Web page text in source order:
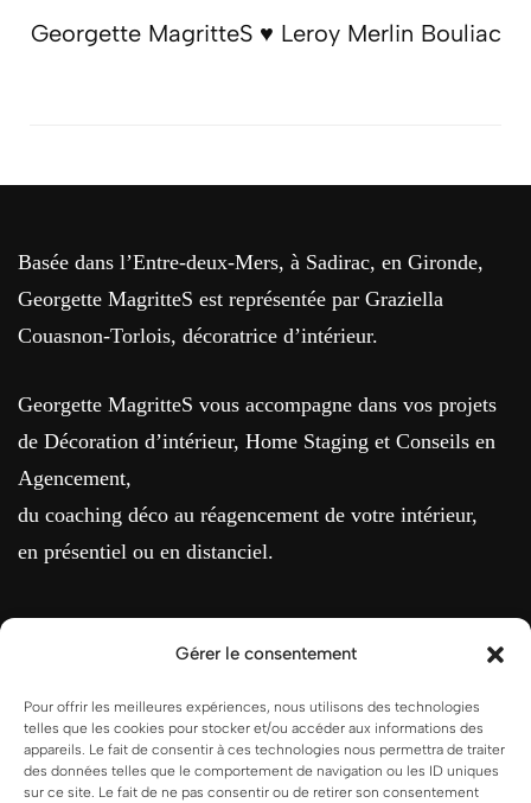
Gérer le consentement
Pour offrir les meilleures expériences, nous utilisons des technologies
telles que les cookies pour stocker et/ou accéder aux informations des
appareils. Le fait de consentir à ces technologies nous permettra de traiter
des données telles que le comportement de navigation ou les ID uniques
sur ce site. Le fait de ne pas consentir ou de retirer son consentement
Georgette MagritteS ♥ Leroy Merlin Bouliac
Basée dans l’Entre-deux-Mers, à Sadirac, en Gironde,
Georgette MagritteS est représentée par Graziella
Couasnon-Torlois, décoratrice d’intérieur.
Georgette MagritteS vous accompagne dans vos projets
de Décoration d’intérieur, Home Staging et Conseils en
Agencement,
du coaching déco au réagencement de votre intérieur,
en présentiel ou en distanciel.
Conditions Générales de Vente